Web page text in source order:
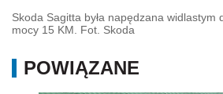
Skoda Sagitta była napędzana widlastym
mocy 15 KM. Fot. Skoda
POWIĄZANE